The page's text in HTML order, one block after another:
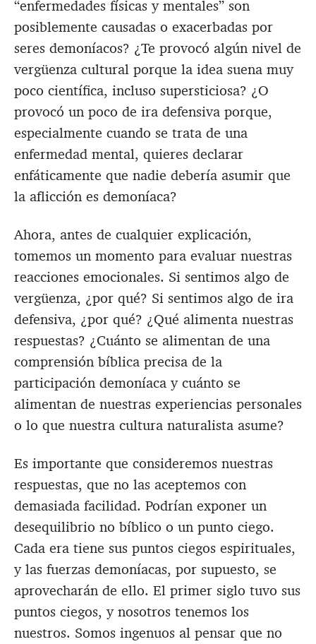
“enfermedades físicas y mentales” son
posiblemente causadas o exacerbadas por
seres demoníacos? ¿Te provocó algún nivel de
vergüenza cultural porque la idea suena muy
poco científica, incluso supersticiosa? ¿O
provocó un poco de ira defensiva porque,
especialmente cuando se trata de una
enfermedad mental, quieres declarar
enfáticamente que nadie debería asumir que
la aflicción es demoníaca?
Ahora, antes de cualquier explicación,
tomemos un momento para evaluar nuestras
reacciones emocionales. Si sentimos algo de
vergüenza, ¿por qué? Si sentimos algo de ira
defensiva, ¿por qué? ¿Qué alimenta nuestras
respuestas? ¿Cuánto se alimentan de una
comprensión bíblica precisa de la
participación demoníaca y cuánto se
alimentan de nuestras experiencias personales
o lo que nuestra cultura naturalista asume?
Es importante que consideremos nuestras
respuestas, que no las aceptemos con
demasiada facilidad. Podrían exponer un
desequilibrio no bíblico o un punto ciego.
Cada era tiene sus puntos ciegos espirituales,
y las fuerzas demoníacas, por supuesto, se
aprovecharán de ello. El primer siglo tuvo sus
puntos ciegos, y nosotros tenemos los
nuestros. Somos ingenuos al pensar que no